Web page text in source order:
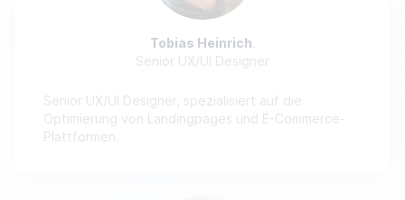
Tobias Heinrich
Senior UX/UI Designer
Senior UX/UI Designer, spezialisiert auf die
Optimierung von Landingpages und E-Commerce-
Plattformen.